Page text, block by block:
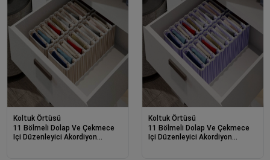
Koltuk Örtüsü
11 Bölmeli Dolap Ve Çekmece
Içi Düzenleyici Akordiyon
Koltuk Örtüsü
11 Bölmeli Dolap Ve Çekmece
Içi Düzenleyici Akordiyon